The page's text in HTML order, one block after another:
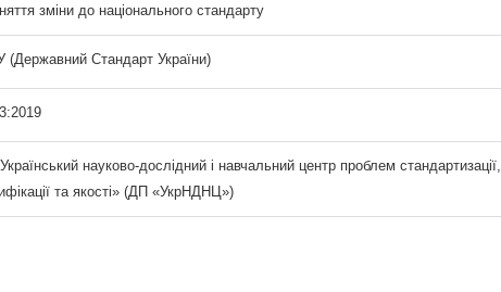
зміни до національного стандарту
(Державний Стандарт України)
науково-дослідний і навчальний центр проблем стандартизації,
та якості» (ДП «УкрНДНЦ»)